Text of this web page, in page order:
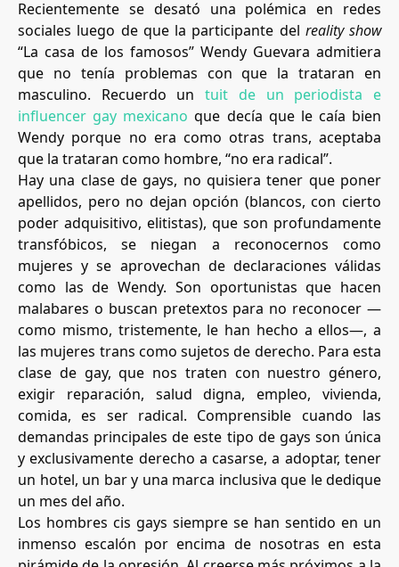
Recientemente se desató una polémica en redes
sociales luego de que la participante del reality show
“La casa de los famosos” Wendy Guevara admitiera
que no tenía problemas con que la trataran en
masculino. Recuerdo untuit de un periodista e
influencer gay mexicano que decía que le caía bien
Wendy porque no era como otras trans, aceptaba
que la trataran como hombre, “no era radical”.
Hay una clase de gays, no quisiera tener que poner
apellidos, pero no dejan opción (blancos, con cierto
poder adquisitivo, elitistas), que son profundamente
transfóbicos, se niegan a reconocernos como
mujeres y se aprovechan de declaraciones válidas
como las de Wendy. Son oportunistas que hacen
malabares o buscan pretextos para no reconocer —
como mismo, tristemente, le han hecho a ellos—, a
las mujeres trans como sujetos de derecho. Para esta
clase de gay, que nos traten con nuestro género,
exigir reparación, salud digna, empleo, vivienda,
comida, es ser radical. Comprensible cuando las
demandas principales de este tipo de gays son única
y exclusivamente derecho a casarse, a adoptar, tener
un hotel, un bar y una marca inclusiva que le dedique
un mes del año.
Los hombres cis gays siempre se han sentido en un
inmenso escalón por encima de nosotras en esta